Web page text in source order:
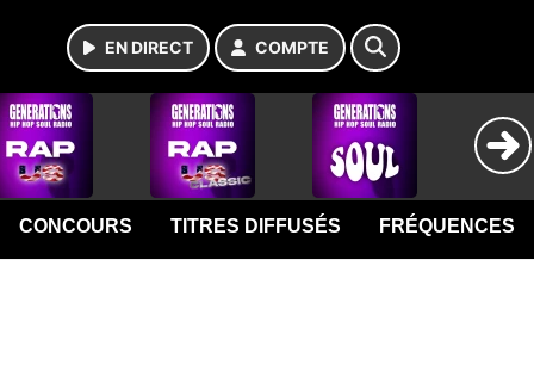
EN DIRECT COMPTE
CONCOURS TITRES DIFFUSÉS FRÉQUENCES